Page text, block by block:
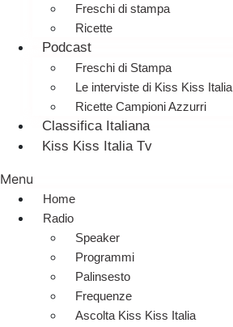
Freschi di stampa
Ricette
Podcast
Freschi di Stampa
Le interviste di Kiss Kiss Italia
Ricette Campioni Azzurri
Classifica Italiana
Kiss Kiss Italia Tv
Menu
Home
Radio
Speaker
Programmi
Palinsesto
Frequenze
Ascolta Kiss Kiss Italia